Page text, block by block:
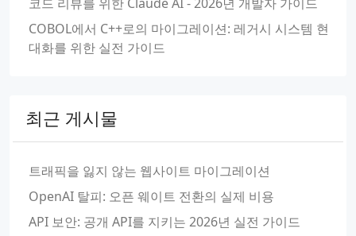
COBOL에서 C++로의 마이그레이션: 레거시 시스템 현
대화를 위한 실전 가이드
최근 게시물
트래픽을 잃지 않는 웹사이트 마이그레이션
OpenAI 탈피: 오픈 웨이트 전환의 실제 비용
API 보안: 공개 API를 지키는 2026년 실전 가이드